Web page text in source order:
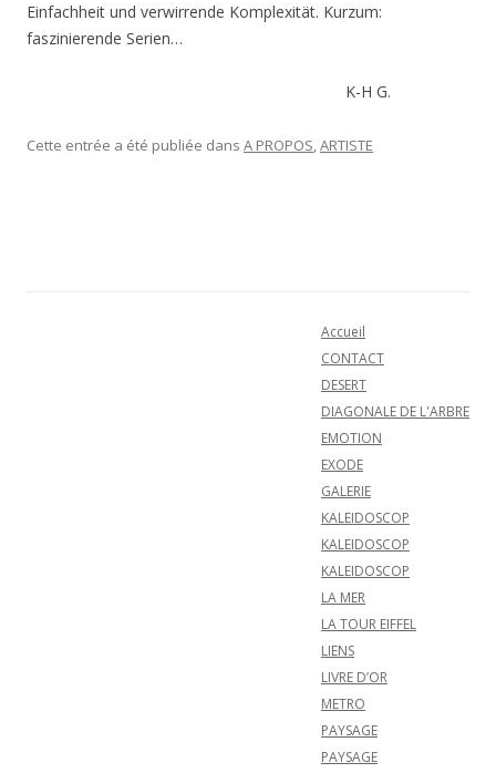
Einfachheit und verwirrende Komplexität. Kurzum:
faszinierende Serien…
K-H G.
Cette entrée a été publiée dans A PROPOS,ARTISTE
Accueil
CONTACT
DESERT
DIAGONALE DE L'ARBRE
EMOTION
EXODE
GALERIE
KALEIDOSCOP
KALEIDOSCOP
KALEIDOSCOP
LA MER
LA TOUR EIFFEL
LIENS
LIVRE D’OR
METRO
PAYSAGE
PAYSAGE